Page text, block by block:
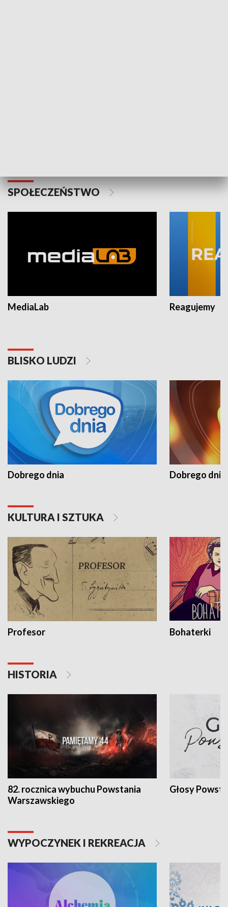
SPOŁECZEŃSTWO
MediaLab Reagujemy
BLISKO LUDZI
Dobrego dnia Dobrego dnia
KULTURA I SZTUKA
Profesor Bohaterki
HISTORIA
82. rocznica wybuchu Powstania
Warszawskiego
Głosy
WYPOCZYNEK I REKREACJA